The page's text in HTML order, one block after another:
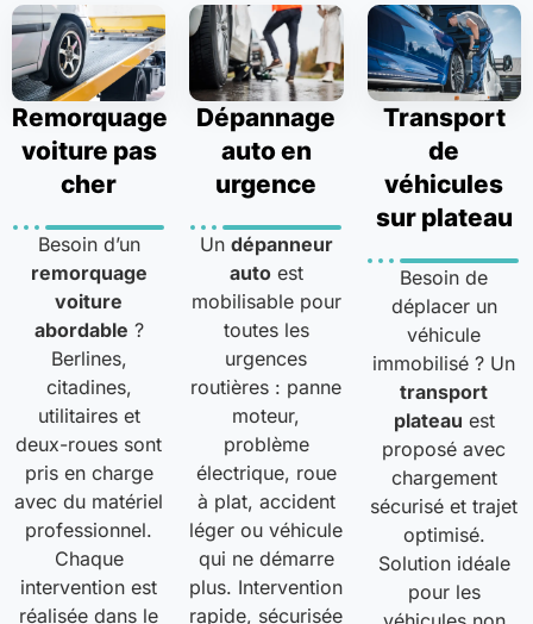
Remorquage
voiture pas
cher
Besoin d’un
remorquage
voiture
abordable ?
Berlines,
citadines,
utilitaires et
deux-roues sont
pris en charge
avec du matériel
professionnel.
Chaque
intervention est
réalisée dans le
Dépannage
auto en
urgence
Un dépanneur
autoest
mobilisable pour
toutes les
urgences
routières : panne
moteur,
problème
électrique, roue
à plat, accident
léger ou véhicule
qui ne démarre
plus. Intervention
rapide, sécurisée
Transport
de
véhicules
sur plateau
Besoin de
déplacer un
véhicule
immobilisé ? Un
transport
plateau est
proposé avec
chargement
sécurisé et trajet
optimisé.
Solution idéale
pour les